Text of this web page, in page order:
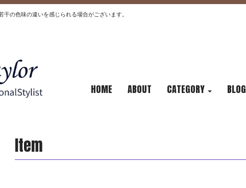
の色味の違いを感じられる場合がございます。
HOME ABOUT CATEGORY BLOG
Item